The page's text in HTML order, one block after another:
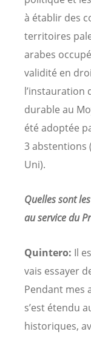
à établir des
territoires
arabes
validité en
l’instauration
durable au
été adoptée
3 abstentions
Uni).
Quelles sont
au service du
Quintero: Il
vais essayer
Pendant mes
s’est étendu
historiques,